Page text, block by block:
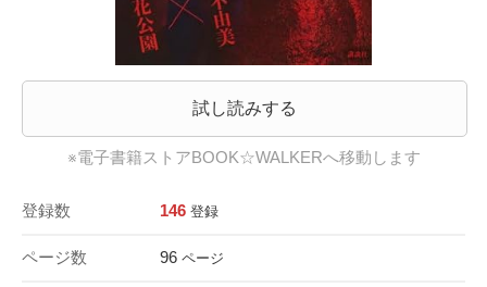
試し読みする
※電子書籍ストアBOOK☆WALKERへ移動します
登録数 146 登録
ページ数 96 ページ